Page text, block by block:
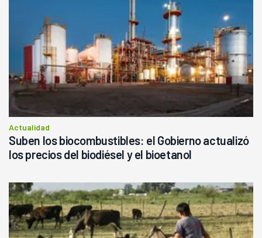
Actualidad
Suben los biocombustibles: el Gobierno actualizó
los precios del biodiésel y el bioetanol